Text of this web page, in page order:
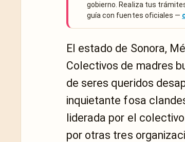
gobierno. Realiza tus
guía con fuentes oficiales —
El estado de Sonora,
Colectivos de madres
de seres queridos
inquietante fosa
liderada por el
por otras tres